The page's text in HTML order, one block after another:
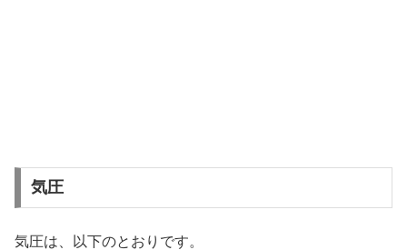
気圧
気圧は、以下のとおりです。